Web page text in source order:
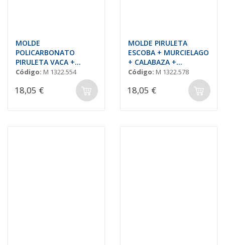
MOLDE
POLICARBONATO
PIRULETA VACA +
OVEJA + CONEJO + OCA
Código: M 1322.554
18,05 €
MOLDE PIRULETA
ESCOBA + MURCIELAGO
+ CALABAZA +
FANTASMA
Código: M 1322.578
18,05 €